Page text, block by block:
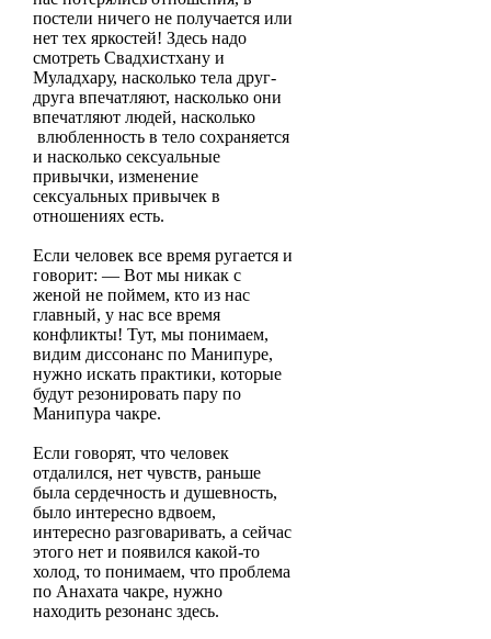
постели ничего не получается или
нет тех яркостей! Здесь надо
смотреть Свадхистхану и
Муладхару, насколько тела друг-
друга впечатляют, насколько они
впечатляют людей, насколько
влюбленность в тело сохраняется
и насколько сексуальные
привычки, изменение
сексуальных привычек в
отношениях есть.
Если человек все время ругается и
говорит: — Вот мы никак с
женой не поймем, кто из нас
главный, у нас все время
конфликты! Тут, мы понимаем,
видим диссонанс по Манипуре,
нужно искать практики, которые
будут резонировать пару по
Манипура чакре.
Если говорят, что человек
отдалился, нет чувств, раньше
была сердечность и душевность,
было интересно вдвоем,
интересно разговаривать, а сейчас
этого нет и появился какой-то
холод, то понимаем, что проблема
по Анахата чакре, нужно
находить резонанс здесь.